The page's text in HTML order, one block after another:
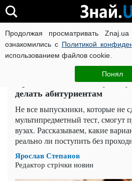
Продолжая просматривать
ознакомились с Политикой
использованием файлов cookie.
Понял
ВОЙНА РОССИИ ПРОТИВ
Провалили НМТ: в вузы
делать абитуриентам
Не все выпускники, которые не
мультипредметный тест, смогут
вузах. Рассказываем, какие
реально ли поступить без
Ярослав Степанов
Редактор стрічки новин